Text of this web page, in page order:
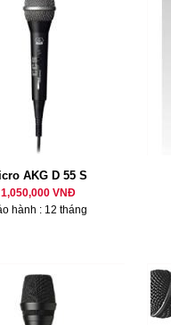
AKG D 55 S
1,050,000 VNĐ
hành : 12 tháng